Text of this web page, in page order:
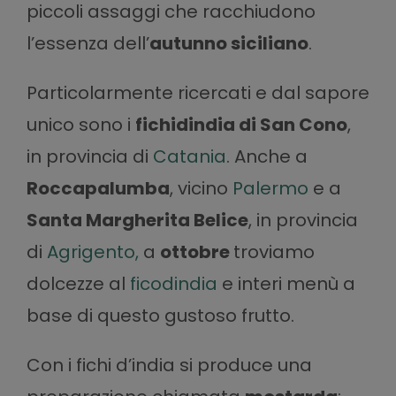
piccoli assaggi che racchiudono
l’essenza dell’autunno siciliano.
Particolarmente ricercati e dal sapore
unico sono i fichidindia di San Cono,
in provincia di Catania. Anche a
Roccapalumba, vicino Palermo e a
Santa Margherita Belice, in provincia
di Agrigento, a ottobretroviamo
dolcezze al ficodindia e interi menù a
base di questo gustoso frutto.
Con i fichi d’india si produce una